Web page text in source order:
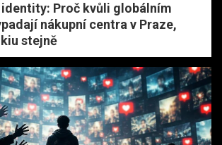
Proč kvůli globálním
nákupní centra v Praze,
stejně